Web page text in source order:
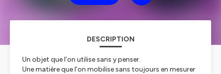
DESCRIPTION
Un objet que l’on utilise sans y penser.
Une matière que l’on mobilise sans toujours en mesurer